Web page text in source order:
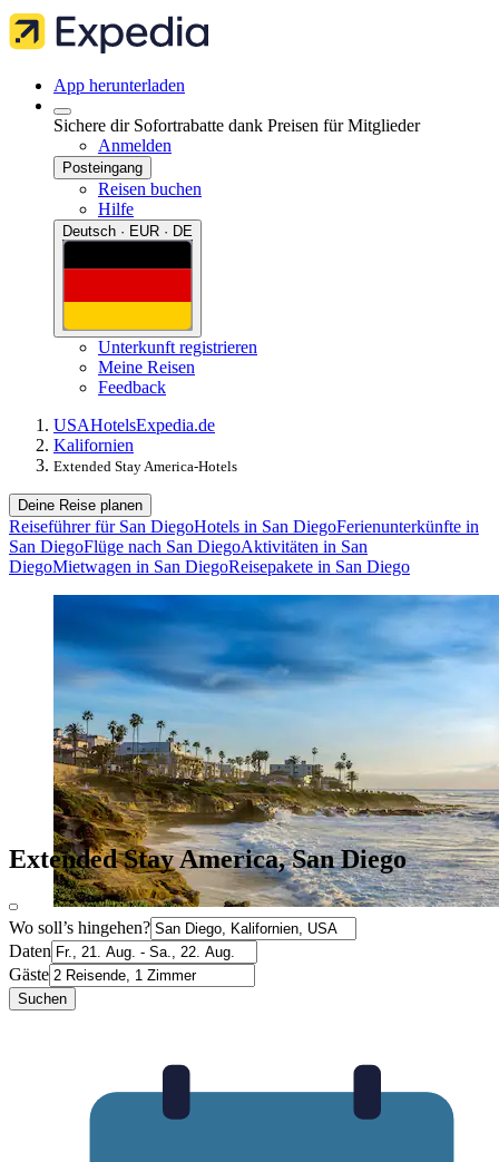
App herunterladen
Sichere dir Sofortrabatte dank Preisen für Mitglieder
Anmelden
Posteingang
Reisen buchen
Hilfe
Deutsch · EUR · DE
Unterkunft registrieren
Meine Reisen
Feedback
USAHotelsExpedia.de
Kalifornien
Extended Stay America-Hotels
Deine Reise planen
Reiseführer für San DiegoHotels in San DiegoFerienunterkünfte in
San DiegoFlüge nach San DiegoAktivitäten in San
DiegoMietwagen in San DiegoReisepakete in San Diego
Extended Stay America, San Diego
Wo soll’s hingehen?
Daten
Gäste
Suchen